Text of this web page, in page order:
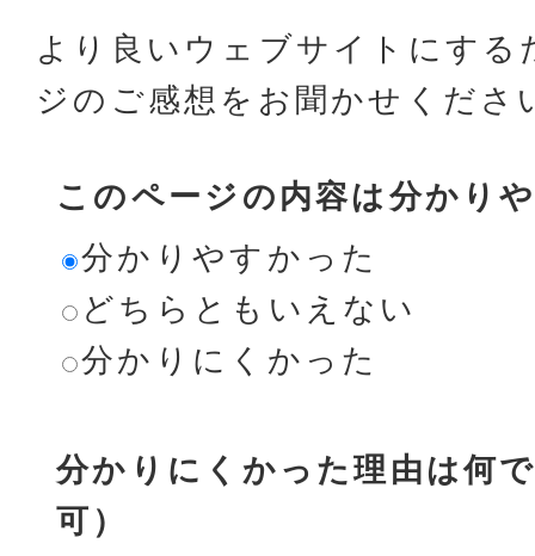
より良いウェブサイトにする
ジのご感想をお聞かせくださ
このページの内容は分かり
分かりやすかった
どちらともいえない
分かりにくかった
分かりにくかった理由は何
可）